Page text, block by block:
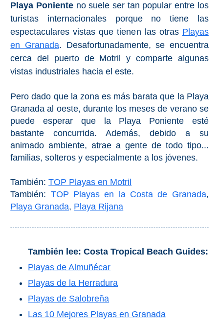
Granada
Malaga
LAS
➜
Lanjarón
Órgiva
Bubión
Trevélez
PUEBLOS
BLANCOS
Playa Ponienteno suele ser tan popular entre los
turistas internacionales porque no tiene las
espectaculares vistas que tienen las otras Playas
en Granada. Desafortunadamente, se encuentra
cerca del puerto de Motril y comparte algunas
vistas industriales hacia el este.
Pero dado que la zona es más barata que la Playa
Granada al oeste, durante los meses de verano se
puede esperar que la Playa Poniente esté
bastante concurrida. Además, debido a su
animado ambiente, atrae a gente de todo tipo...
familias, solteros y especialmente a los jóvenes.
También:TOP Playas en Motril
También: TOP Playas en la Costa de Granada,
Playa Granada, Playa Rijana
También lee: Costa Tropical Beach Guides:
Playas de Almuñécar
Playas de la Herradura
Playas de Salobreña
Las 10 Mejores Playas en Granada